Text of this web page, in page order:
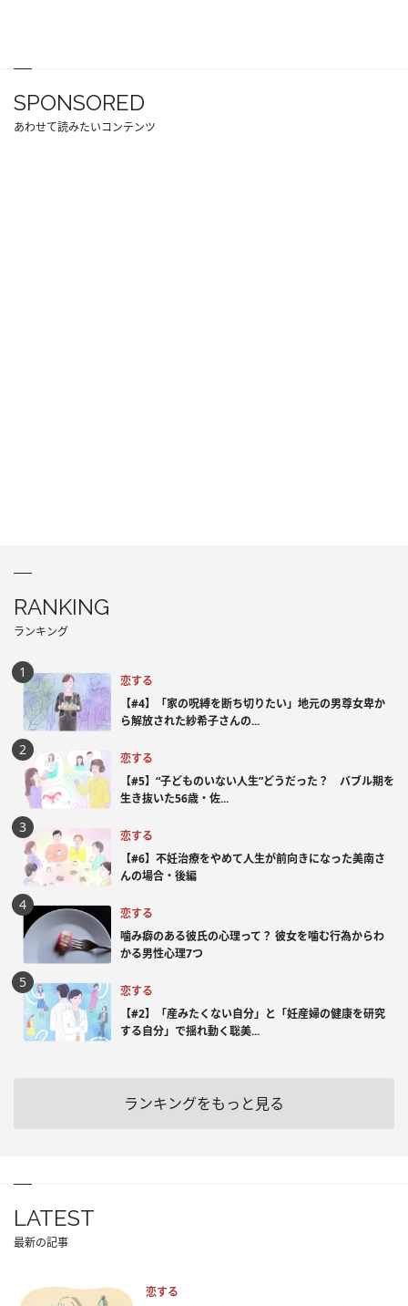
SPONSORED
あわせて読みたいコンテンツ
RANKING
ランキング
恋する
【#4】「家の呪縛を断ち切りたい」地元の男尊女卑か
ら解放された紗希子さんの...
恋する
【#5】“子どものいない人生”どうだった？ バブル期を
生き抜いた56歳・佐...
恋する
【#6】不妊治療をやめて人生が前向きになった美南さ
んの場合・後編
恋する
噛み癖のある彼氏の心理って？ 彼女を噛む行為からわ
かる男性心理7つ
恋する
【#2】「産みたくない自分」と「妊産婦の健康を研究
する自分」で揺れ動く聡美...
ランキングをもっと見る
LATEST
最新の記事
恋する